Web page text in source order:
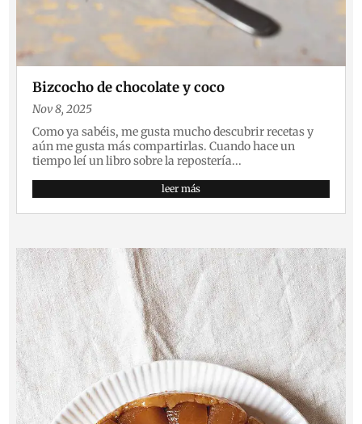
Bizcocho de chocolate y coco
Nov 8, 2025
Como ya sabéis, me gusta mucho descubrir recetas y
aún me gusta más compartirlas. Cuando hace un
tiempo leí un libro sobre la repostería...
leer más